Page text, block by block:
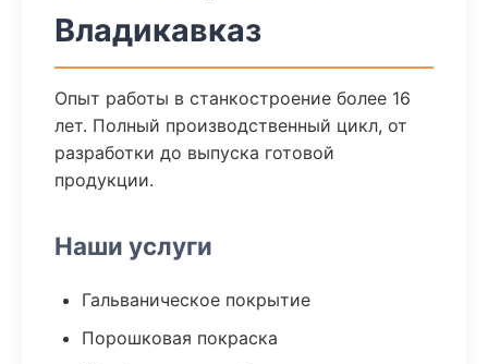
Владикавказ
Опыт работы в станкостроение более 16
лет. Полный производственный цикл, от
разработки до выпуска готовой
продукции.
Наши услуги
Гальваническое покрытие
Порошковая покраска